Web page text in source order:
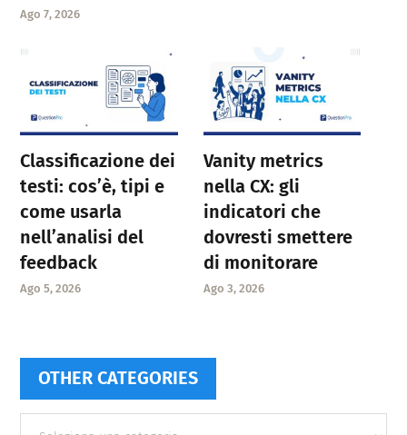
Ago 7, 2026
Classificazione dei
testi: cos’è, tipi e
come usarla
nell’analisi del
feedback
Ago 5, 2026
Vanity metrics
nella CX: gli
indicatori che
dovresti smettere
di monitorare
Ago 3, 2026
OTHER CATEGORIES